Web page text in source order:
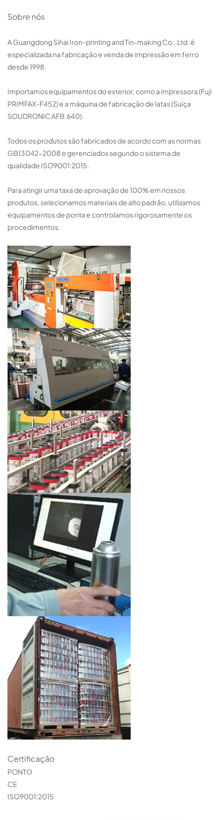
Sobre nós
A Guangdong Sihai Iron-printing and Tin-making Co., Ltd. é
especializada na fabricação e venda de impressão em ferro
desde 1998.
Importamos equipamentos do exterior, como a impressora (Fuji
PRIMFAX-F452) e a máquina de fabricação de latas (Suíça
SOUDRONIC AFB.640).
Todos os produtos são fabricados de acordo com as normas
GB13042-2008 e gerenciados segundo o sistema de
qualidade ISO9001:2015.
Para atingir uma taxa de aprovação de 100% em nossos
produtos, selecionamos materiais de alto padrão, utilizamos
equipamentos de ponta e controlamos rigorosamente os
procedimentos.
Certificação
PONTO
CE
ISO9001:2015